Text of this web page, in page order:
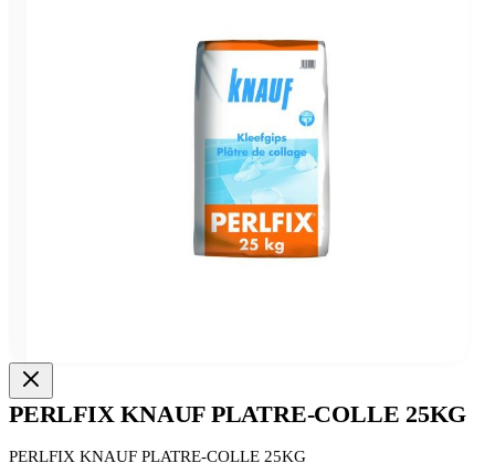
PERLFIX KNAUF PLATRE-COLLE 25KG
PERLFIX KNAUF PLATRE-COLLE 25KG